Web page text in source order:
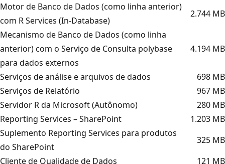
Motor de Banco de Dados (como linha anterior)
com R Services (In-Database)
2.744 MB
Mecanismo de Banco de Dados (como linha
anterior) com o Serviço de Consulta polybase
para dados externos
4.194 MB
Serviços de análise e arquivos de dados
698 MB
Serviços de Relatório
967 MB
Servidor R da Microsoft (Autônomo)
280 MB
Reporting Services – SharePoint
1.203 MB
Suplemento Reporting Services para produtos
do SharePoint
325 MB
Cliente de Qualidade de Dados
121 MB